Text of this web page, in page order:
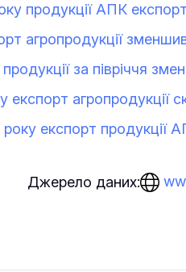
продукції АПК
агропродукції
за півріччя
експорт агропродукції
експорт продукції
Джерело даних: